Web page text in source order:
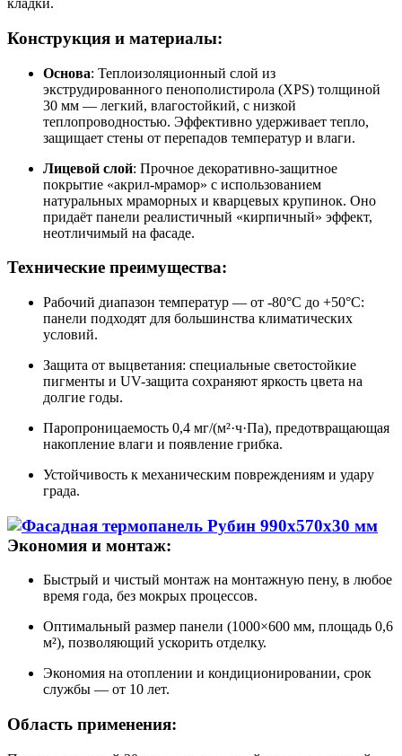
кладки.
Конструкция и материалы:
Основа: Теплоизоляционный слой из
экструдированного пенополистирола (XPS) толщиной
30 мм — легкий, влагостойкий, с низкой
теплопроводностью. Эффективно удерживает тепло,
защищает стены от перепадов температур и влаги.
Лицевой слой: Прочное декоративно-защитное
покрытие «акрил-мрамор» с использованием
натуральных мраморных и кварцевых крупинок. Оно
придаёт панели реалистичный «кирпичный» эффект,
неотличимый на фасаде.
Технические преимущества:
Рабочий диапазон температур — от -80°C до +50°C:
панели подходят для большинства климатических
условий.
Защита от выцветания: специальные светостойкие
пигменты и UV-защита сохраняют яркость цвета на
долгие годы.
Паропроницаемость 0,4 мг/(м²·ч·Па), предотвращающая
накопление влаги и появление грибка.
Устойчивость к механическим повреждениям и удару
града.
Экономия и монтаж:
Быстрый и чистый монтаж на монтажную пену, в любое
время года, без мокрых процессов.
Оптимальный размер панели (1000×600 мм, площадь 0,6
м²), позволяющий ускорить отделку.
Экономия на отоплении и кондиционировании, срок
службы — от 10 лет.
Область применения: